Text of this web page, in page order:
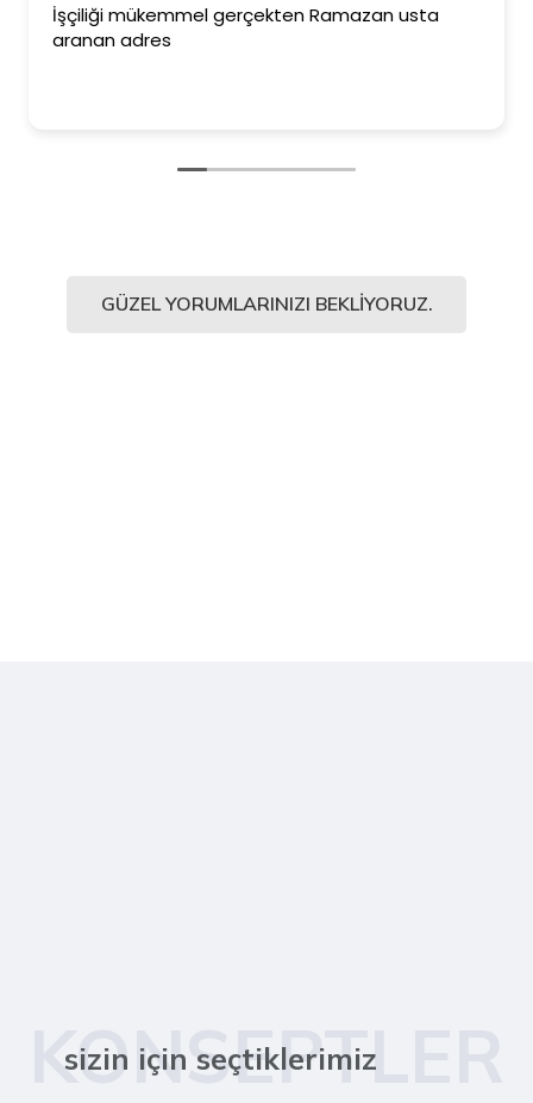
İşçiliği mükemmel gerçekten Ramazan usta
aranan adres
GÜZEL YORUMLARINIZI BEKLIYORUZ.
KONSEPTLER
sizin için seçtiklerimiz